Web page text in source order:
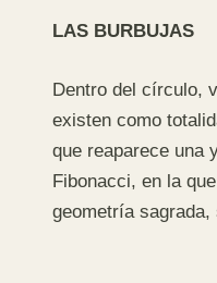
LAS BURBUJAS
Dentro del círculo,
existen como
que reaparece una
Fibonacci, en la
geometría